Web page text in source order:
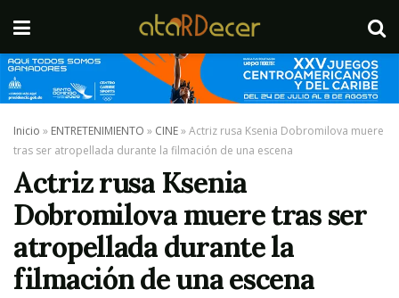
Inicio » ENTRETENIMIENTO » CINE»Actriz rusa Ksenia Dobromilova muere
tras ser atropellada durante la filmación de una escena
Actriz rusa Ksenia
Dobromilova muere tras ser
atropellada durante la
filmación de una escena